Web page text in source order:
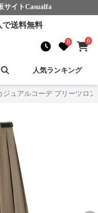
サイト Casualfa
で送料無料
0 0
人気ランキング
ジュアルコーデ プリーツロ